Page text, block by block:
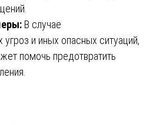
В случае
угроз и иных опасных ситуаций,
помочь предотвратить